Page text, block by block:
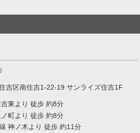
吉区南住吉1-22-19 サンライズ住吉1F
東より 徒歩 約8分
町より 徒歩 約8分
神ノ木より 徒歩 約11分